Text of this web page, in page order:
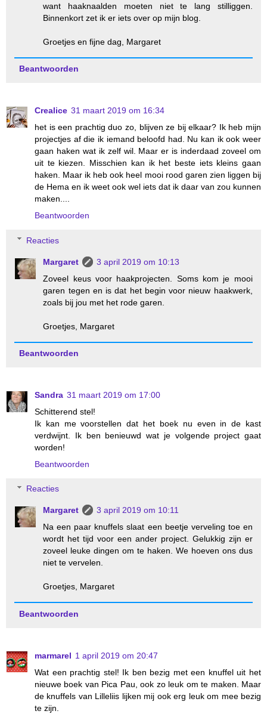
want haaknaalden moeten niet te lang stilliggen.
Binnenkort zet ik er iets over op mijn blog.
Groetjes en fijne dag, Margaret
Beantwoorden
Crealice 31 maart 2019 om 16:34
het is een prachtig duo zo, blijven ze bij elkaar? Ik heb mijn
projectjes af die ik iemand beloofd had. Nu kan ik ook weer
gaan haken wat ik zelf wil. Maar er is inderdaad zoveel om
uit te kiezen. Misschien kan ik het beste iets kleins gaan
haken. Maar ik heb ook heel mooi rood garen zien liggen bij
de Hema en ik weet ook wel iets dat ik daar van zou kunnen
maken....
Beantwoorden
Reacties
Margaret
3 april 2019 om 10:13
Zoveel keus voor haakprojecten. Soms kom je mooi
garen tegen en is dat het begin voor nieuw haakwerk,
zoals bij jou met het rode garen.
Groetjes, Margaret
Beantwoorden
Sandra 31 maart 2019 om 17:00
Schitterend stel!
Ik kan me voorstellen dat het boek nu even in de kast
verdwijnt. Ik ben benieuwd wat je volgende project gaat
worden!
Beantwoorden
Reacties
Margaret
3 april 2019 om 10:11
Na een paar knuffels slaat een beetje verveling toe en
wordt het tijd voor een ander project. Gelukkig zijn er
zoveel leuke dingen om te haken. We hoeven ons dus
niet te vervelen.
Groetjes, Margaret
Beantwoorden
marmarel 1 april 2019 om 20:47
Wat een prachtig stel! Ik ben bezig met een knuffel uit het
nieuwe boek van Pica Pau, ook zo leuk om te maken. Maar
de knuffels van Lilleliis lijken mij ook erg leuk om mee bezig
te zijn.